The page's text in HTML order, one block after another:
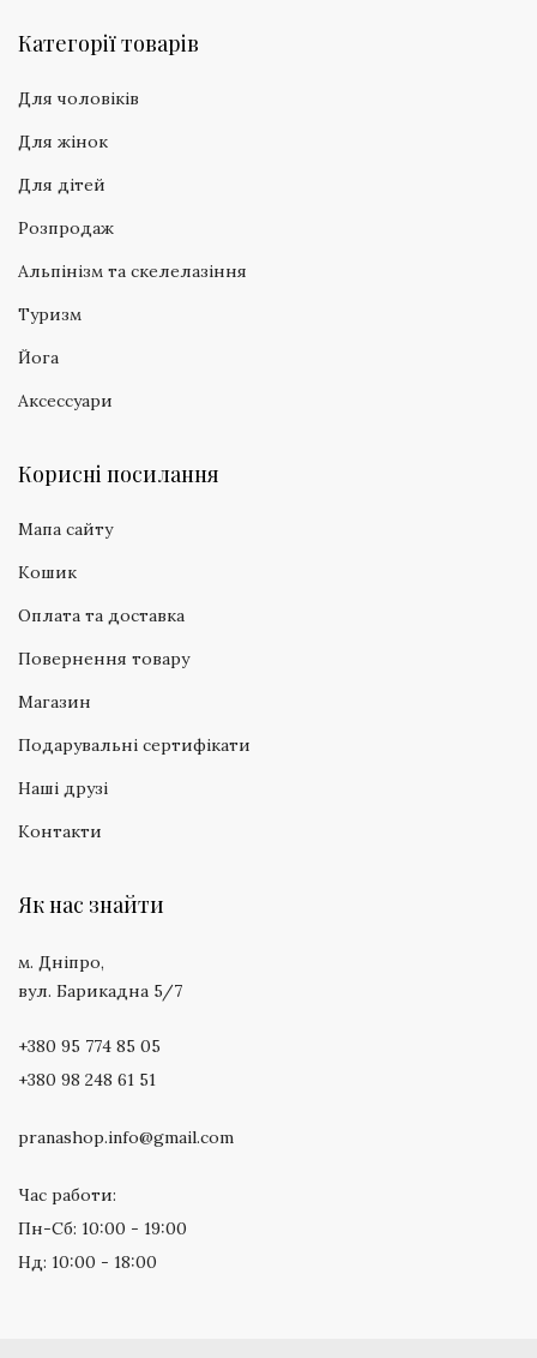
Категорії товарів
Для чоловіків
Для жінок
Для дітей
Розпродаж
Альпінізм та скелелазіння
Туризм
Йога
Аксессуари
Корисні посилання
Мапа сайту
Кошик
Оплата та доставка
Повернення товару
Магазин
Подарувальні сертифікати
Наші друзі
Контакти
Як нас знайти
м. Дніпро,
вул. Барикадна 5/7
+380 95 774 85 05
+380 98 248 61 51
pranashop.info@gmail.com
Час работи:
Пн-Сб: 10:00 - 19:00
Нд: 10:00 - 18:00